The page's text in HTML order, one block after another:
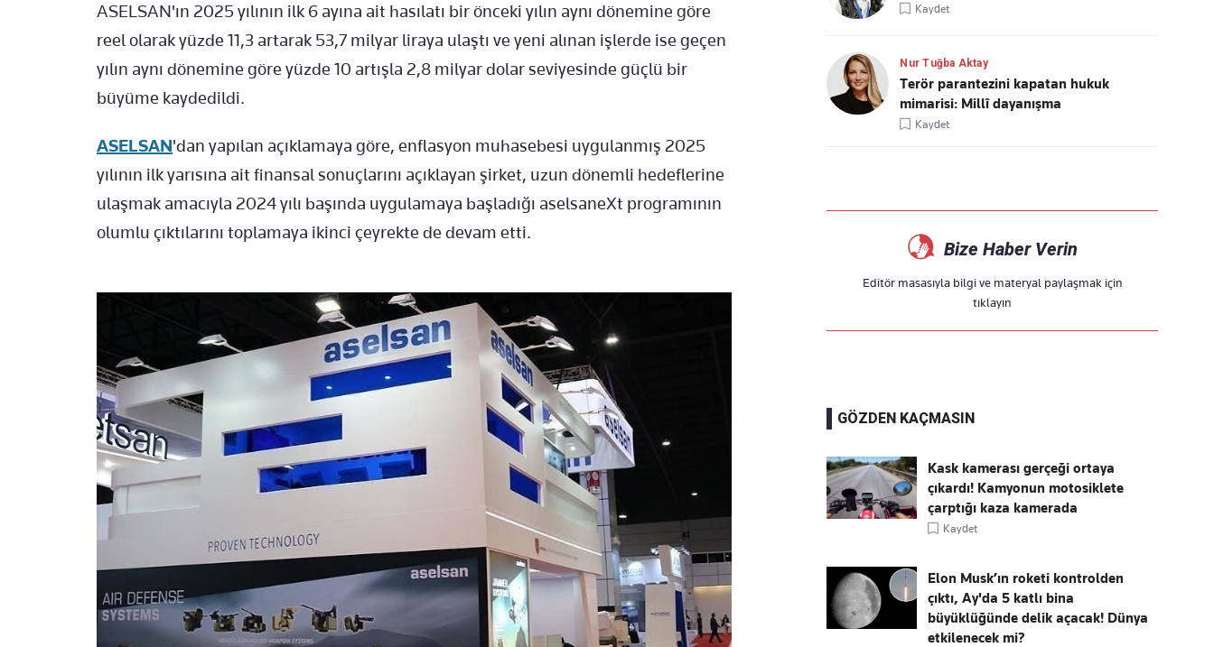
ASELSAN'ın 2025 yılının ilk 6 ayına ait hasılatı bir önceki yılın aynı dönemine göre
reel olarak yüzde 11,3 artarak 53,7 milyar liraya ulaştı ve yeni alınan işlerde ise geçen
yılın aynı dönemine göre yüzde 10 artışla 2,8 milyar dolar seviyesinde güçlü bir
büyüme kaydedildi.
ASELSAN'dan yapılan açıklamaya göre, enflasyon muhasebesi uygulanmış 2025
yılının ilk yarısına ait finansal sonuçlarını açıklayan şirket, uzun dönemli hedeflerine
ulaşmak amacıyla 2024 yılı başında uygulamaya başladığı aselsaneXt programının
olumlu çıktılarını toplamaya ikinci çeyrekte de devam etti.
Kaydet
Nur Tuğba Aktay
Terör parantezini kapatan hukuk
mimarisi: Millî dayanışma
Kaydet
Bize Haber Verin
Editör masasıyla bilgi ve materyal paylaşmak için
tıklayın
GÖZDEN KAÇMASIN
Kask kamerası gerçeği ortaya
çıkardı! Kamyonun motosiklete
çarptığı kaza kamerada
Kaydet
Elon Musk’ın roketi kontrolden
çıktı, Ay'da 5 katlı bina
büyüklüğünde delik açacak! Dünya
etkilenecek mi?